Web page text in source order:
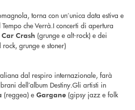
torna con un’unica data estiva e
che Verrà.I concerti di apertura
Crash (grunge e alt-rock) e dei
rock, grunge e stoner)
dal respiro internazionale, farà
dell’album Destiny.Gli artisti in
(reggea) e Gargane (gipsy jazz e folk